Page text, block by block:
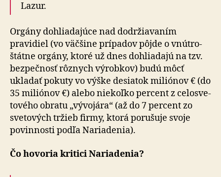
Lazur.
Orgány dohliadajúce nad dodržiavaním
pravidiel (vo väčšine prípadov pôjde o vnútro­
štátne orgány, ktoré už dnes dohliadajú na tzv.
bez­peč­nosť rôznych výrobkov) budú môcť
ukladať pokuty vo výške desiatok miliónov € (do
35 miliónov €) alebo nie­koľ­ko percent z ce­lo­sve­
to­vé­ho obratu „vývojára“ (až do 7 percent zo
svetových tržieb firmy, ktorá porušuje svoje
povinnosti podľa Nariadenia).
Čo hovoria kritici Nariadenia?